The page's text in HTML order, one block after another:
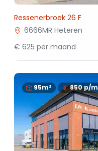
Ressenerbroek 26 F
6666MR Heteren
€ 625 per maand
95m² 850p/m